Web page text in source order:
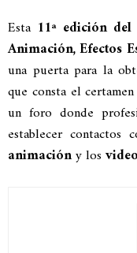
Esta 11ª edición
Animación, Efectos
una puerta para la
que consta el
un foro donde
establecer
animacióny los